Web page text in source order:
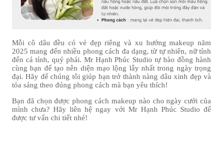
Mỗi cô dâu đều có vẻ đẹp riêng và xu hướng makeup năm
2025 mang đến nhiều phong cách đa dạng, từ tự nhiên, nữ tính
đến cá tính, quý phái. Mr Hạnh Phúc Studio tự hào đồng hành
cùng bạn để tạo nên diện mạo lộng lẫy nhất trong ngày trọng
đại. Hãy để chúng tôi giúp bạn trở thành nàng dâu xinh đẹp và
tỏa sáng theo đúng phong cách mà bạn yêu thích!
Bạn đã chọn được phong cách makeup nào cho ngày cưới của
mình chưa? Hãy liên hệ ngay với Mr Hạnh Phúc Studio để
được tư vấn chi tiết nhé!